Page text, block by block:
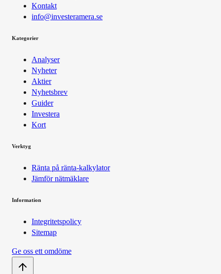
Kontakt
info@investeramera.se
Kategorier
Analyser
Nyheter
Aktier
Nyhetsbrev
Guider
Investera
Kort
Verktyg
Ränta på ränta-kalkylator
Jämför nätmäklare
Information
Integritetspolicy
Sitemap
Ge oss ett omdöme